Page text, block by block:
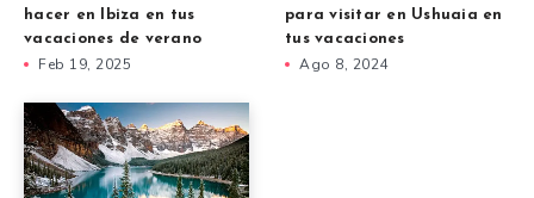
hacer en Ibiza en tus
vacaciones de verano
Feb 19, 2025
para visitar en Ushuaia en
tus vacaciones
Ago 8, 2024